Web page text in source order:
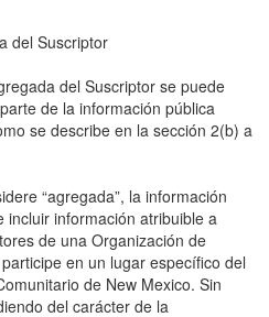
del Suscriptor
del Suscriptor se puede
de la información pública
se describe en la sección 2(b) a
“agregada”, la información
incluir información atribuible a
de una Organización de
en un lugar específico del
de New Mexico. Sin
del carácter de la